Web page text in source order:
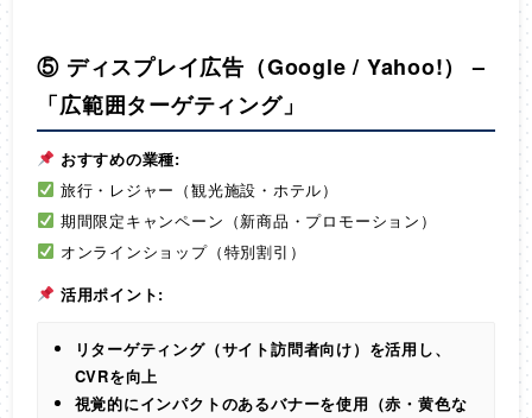
⑤ ディスプレイ広告（Google / Yahoo!） –
「広範囲ターゲティング」
おすすめの業種:
旅行・レジャー（観光施設・ホテル）
期間限定キャンペーン（新商品・プロモーション）
オンラインショップ（特別割引）
活用ポイント:
リターゲティング（サイト訪問者向け）を活用し、
CVRを向上
視覚的にインパクトのあるバナーを使用（赤・黄色な